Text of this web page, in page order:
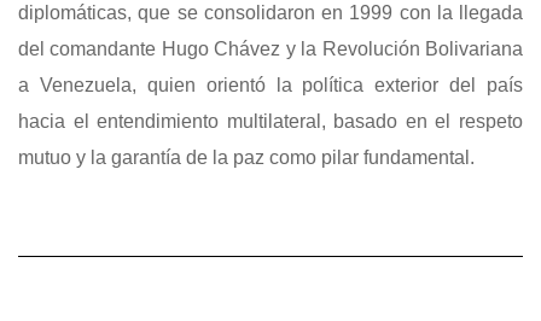
diplomáticas, que se consolidaron en 1999 con la llegada
del comandante Hugo Chávez y la Revolución Bolivariana
a Venezuela, quien orientó la política exterior del país
hacia el entendimiento multilateral, basado en el respeto
mutuo y la garantía de la paz como pilar fundamental.